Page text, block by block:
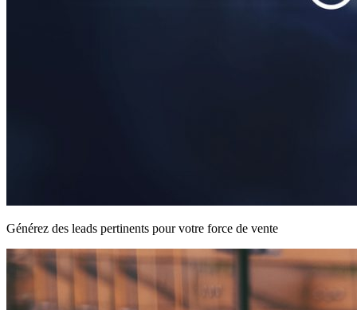
Générez des leads pertinents pour votre force de vente